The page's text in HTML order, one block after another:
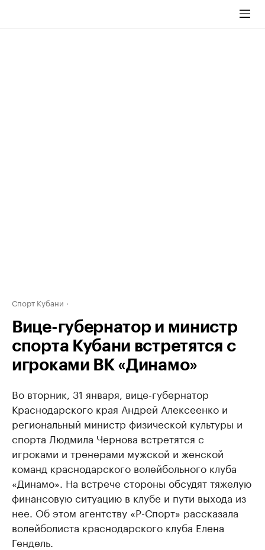
Спорт Кубани
Вице-губернатор и министр
спорта Кубани встретятся с
игроками ВК «Динамо»
Во вторник, 31 января, вице-губернатор
Краснодарского края Андрей Алексеенко и
региональный министр физической культуры и
спорта Людмила Чернова встретятся с
игроками и тренерами мужской и женской
команд краснодарского волейбольного клуба
«Динамо». На встрече стороны обсудят тяжелую
финансовую ситуацию в клубе и пути выхода из
нее. Об этом агентству «Р-Спорт» рассказала
волейболиста краснодарского клуба Елена
Гендель.